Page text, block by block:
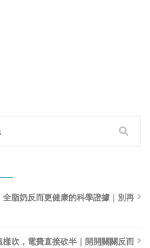
脂奶反而更健康的科學證據｜別再
吹，電費直接砍半｜開開關關反而